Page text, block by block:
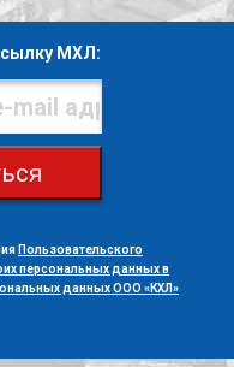
МХЛ:
Пользовательского
персональных данных в
данных ООО «КХЛ»